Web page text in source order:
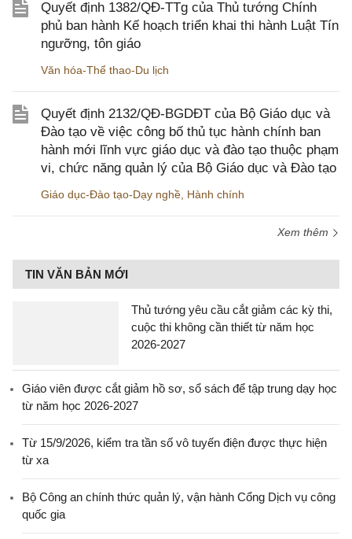
Quyết định 1382/QĐ-TTg của Thủ tướng Chính
phủ ban hành Kế hoạch triển khai thi hành Luật Tín
ngưỡng, tôn giáo
Văn hóa-Thể thao-Du lịch
Quyết định 2132/QĐ-BGDĐT của Bộ Giáo dục và
Đào tạo về việc công bố thủ tục hành chính ban
hành mới lĩnh vực giáo dục và đào tạo thuộc phạm
vi, chức năng quản lý của Bộ Giáo dục và Đào tạo
Giáo dục-Đào tạo-Dạy nghề Hành chính
Xem thêm
TIN VĂN BẢN MỚI
Thủ tướng yêu cầu cắt giảm các kỳ thi,
cuộc thi không cần thiết từ năm học
2026-2027
Giáo viên được cắt giảm hồ sơ, sổ sách để tập trung dạy học
từ năm học 2026-2027
Từ 15/9/2026, kiểm tra tần số vô tuyến điện được thực hiện
từ xa
Bộ Công an chính thức quản lý, vận hành Cổng Dịch vụ công
quốc gia